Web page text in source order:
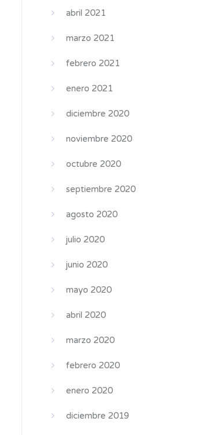
abril 2021
marzo 2021
febrero 2021
enero 2021
diciembre 2020
noviembre 2020
octubre 2020
septiembre 2020
agosto 2020
julio 2020
junio 2020
mayo 2020
abril 2020
marzo 2020
febrero 2020
enero 2020
diciembre 2019